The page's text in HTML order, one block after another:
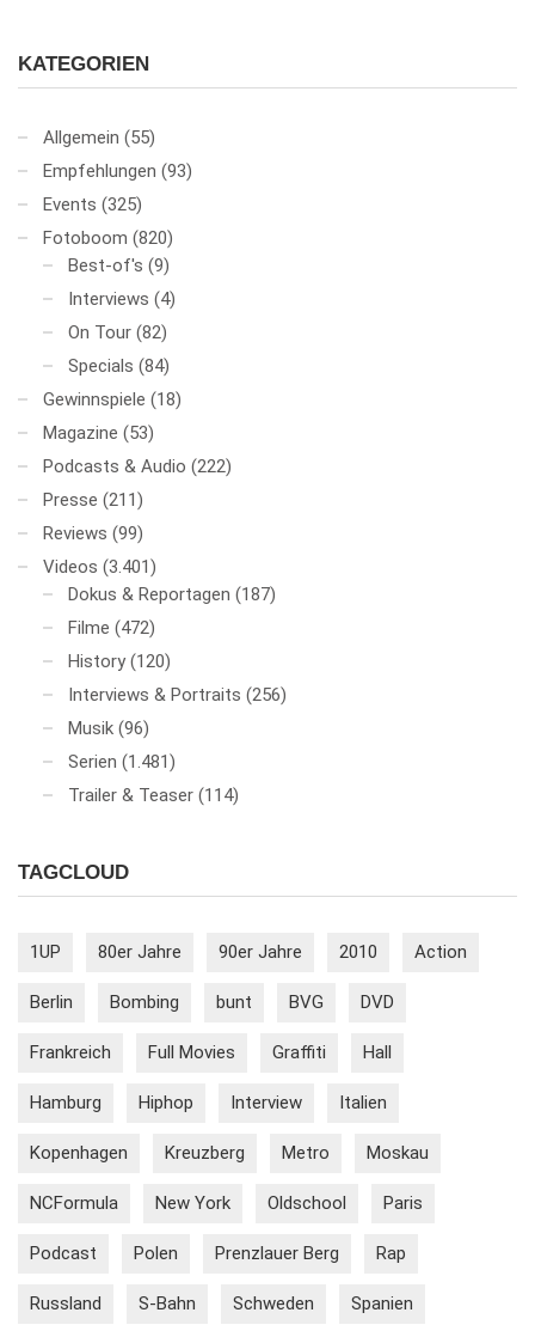
KATEGORIEN
Allgemein (55)
Empfehlungen (93)
Events (325)
Fotoboom (820)
Best-of's (9)
Interviews (4)
On Tour (82)
Specials (84)
Gewinnspiele (18)
Magazine (53)
Podcasts & Audio (222)
Presse (211)
Reviews (99)
Videos (3.401)
Dokus & Reportagen (187)
Filme (472)
History (120)
Interviews & Portraits (256)
Musik (96)
Serien (1.481)
Trailer & Teaser (114)
TAGCLOUD
1UP 80er Jahre 90er Jahre 2010 Action
Berlin Bombing bunt BVG DVD
Frankreich Full Movies Graffiti Hall
Hamburg Hiphop Interview Italien
Kopenhagen Kreuzberg Metro Moskau
NCFormula New York Oldschool Paris
Podcast Polen Prenzlauer Berg Rap
Russland S-Bahn Schweden Spanien